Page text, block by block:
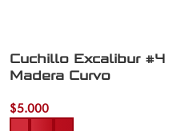
Cuchillo Excalibur #4
Madera Curvo
$5.000